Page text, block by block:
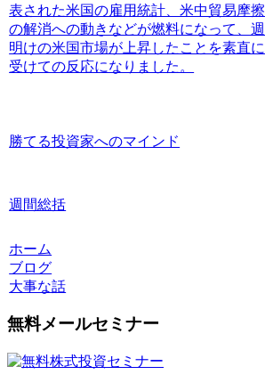
表された米国の雇用統計、米中貿易摩擦
の解消への動きなどが燃料になって、週
明けの米国市場が上昇したことを素直に
受けての反応になりました。
勝てる投資家へのマインド
週間総括
ホーム
ブログ
大事な話
無料メールセミナー